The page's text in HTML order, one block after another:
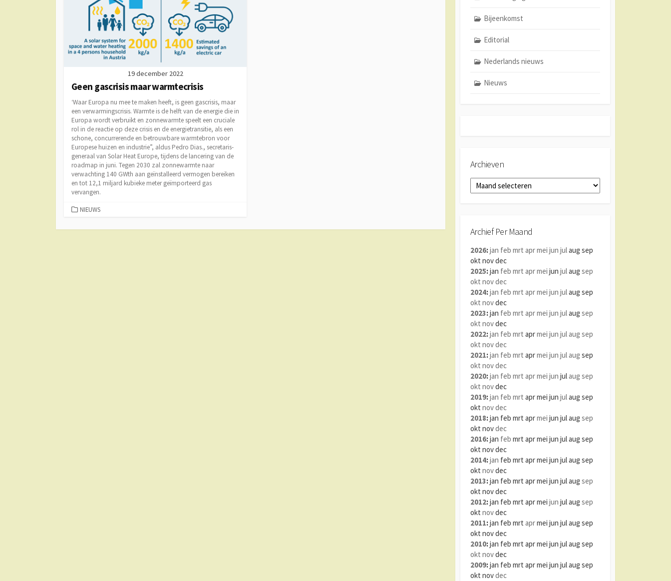
19 december 2022
Geen gascrisis maar warmtecrisis
‘Waar Europa nu mee te maken heeft, is geen gascrisis, maar
een verwarmingscrisis. Warmte is de helft van de energie die in
Europa wordt verbruikt en zonnewarmte speelt een cruciale
rol in de reactie op deze crisis en de energietransitie, als een
schone, concurrerende en betrouwbare warmtebron voor
Europese huizen en industrie”, aldus Pedro Dias., secretaris-
generaal van Solar Heat Europe, tijdens de lancering van de
roadmap in juni. Tegen 2030 zal zonnewarmte naar
verwachting 140 GWth aan geïnstalleerd vermogen bereiken
en tot 12,1 miljard kubieke meter geïmporteerd gas
vervangen.
CATEGORIEËN
NIEUWS
Bijeenkomst
Editorial
Nederlands nieuws
Nieuws
Archieven
Archieven
Archief Per Maand
2026:jan feb mrt aprmei jun julaug sep
okt novdec
2025:jan feb mrt aprmei jun julaug sep
okt novdec
2024:jan feb mrt aprmei jun julaug sep
okt novdec
2023:jan feb mrt aprmei jun julaug sep
okt novdec
2022:jan feb mrt aprmei jun jul aug sep
okt novdec
2021:jan feb mrt aprmei jun jul aug sep
okt novdec
2020:jan feb mrt aprmei jun jul aug sep
okt novdec
2019:jan feb mrt aprmei jun julaug sep
okt novdec
2018:jan feb mrt aprmei jun julaug sep
okt novdec
2016:jan feb mrt aprmei jun julaug sep
okt novdec
2014:jan feb mrt aprmei jun julaug sep
okt novdec
2013:jan feb mrt aprmei jun julaug sep
okt novdec
2012:jan feb mrt aprmei jun julaug sep
okt novdec
2011:jan feb mrt aprmei jun julaug sep
okt novdec
2010:jan feb mrt aprmei jun julaug sep
okt novdec
2009:jan feb mrt aprmei jun julaug sep
okt novdec